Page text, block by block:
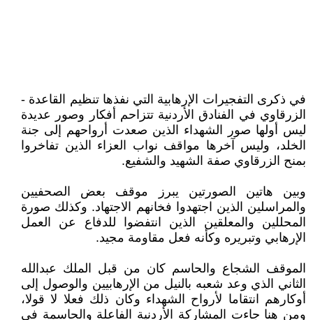
في ذكرى التفجيرات الإرهابية التي نفذها تنظيم القاعدة -
الزرقاوي في الفنادق الأردنية تتزاحم أفكار وصور عديدة
ليس أولها صور الشهداء الذين صعدت أرواحهم إلى جنة
الخلد، وليس آخرها مواقف نواب العزاء الذين تفاخروا
بمنح الزرقاوي صفة الشهيد والشفيع.
وبين هاتين الصورتين يبرز موقف بعض الصحفيين
والمراسلين الذين اجتهدوا فخانهم الاجتهاد. وكذلك صورة
المحللين والمعلقين الذين انتفضوا للدفاع عن العمل
الإرهابي وتبريره وكأنه فعل مقاومة مجيد.
الموقف الشجاع والحاسم كان من قبل الملك عبدالله
الثاني الذي وعد شعبه بالنيل من الإرهابيين والوصول إلى
أوكارهم انتقاما لأرواح الشهداء وكان ذلك فعلا لا قولا،
ومن هنا جاءت المشاركة الأردنية الفاعلة والحاسمة في